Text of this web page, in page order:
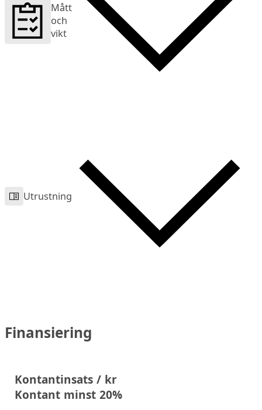
Mått
och
vikt
Utrustning
Finansiering
Kontantinsats / kr
Kontant minst 20%